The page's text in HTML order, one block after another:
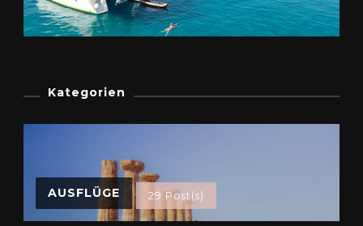
Kategorien
AUSFLÜGE 29 Post(s)